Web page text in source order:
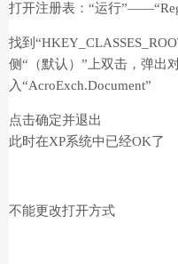
打开注册表：“运行
找到
侧“（默认）”上双击，弹出
入“AcroExch.Document”
点击确定并退出
此时在XP系统中已经OK了
不能更改打开方式